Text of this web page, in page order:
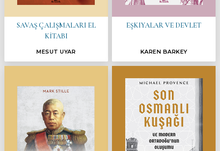
SAVAŞ ÇALIŞMALARI EL
KİTABI
MESUT UYAR
EŞKIYALAR VE DEVLET
KAREN BARKEY